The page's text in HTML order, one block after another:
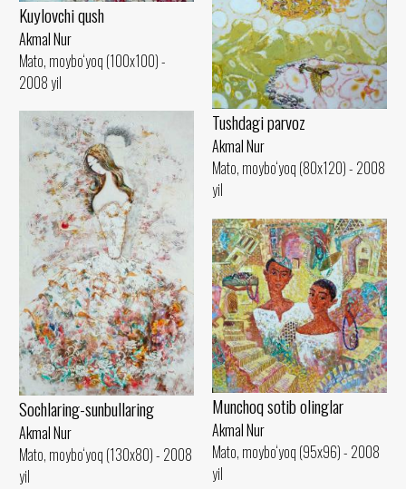
Kuylovchi qush
Akmal Nur
Mato, moybo‘yoq (100x100) -
2008 yil
Tushdagi parvoz
Akmal Nur
Mato, moybo‘yoq (80x120) - 2008
yil
Sochlaring-sunbullaring
Akmal Nur
Mato, moybo‘yoq (130x80) - 2008
yil
Munchoq sotib olinglar
Akmal Nur
Mato, moybo‘yoq (95x96) - 2008
yil